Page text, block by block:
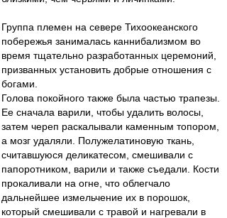
Группа племен на севере Тихоокеанского
побережья занималась каннибализмом во
время тщательно разработанных церемоний,
призванных установить добрые отношения с
богами.
Голова покойного также была частью трапезы.
Ее сначала варили, чтобы удалить волосы,
затем череп раскалывали каменным топором,
а мозг удаляли. Полужелатиновую ткань,
считавшуюся деликатесом, смешивали с
папоротником, варили и также съедали. Кости
прокаливали на огне, что облегчало
дальнейшее измельчение их в порошок,
который смешивали с травой и нагревали в